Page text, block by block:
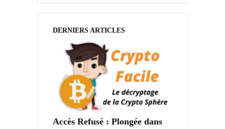
DERNIERS ARTICLES
Accès Refusé : Plongée dans